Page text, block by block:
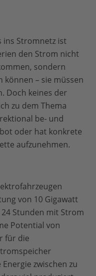
ins Stromnetz ist
den Strom nicht
sondern
können – sie müssen
Doch keines der
zu dem Thema
be- und
oder hat konkrete
aufzunehmen.
von 10 Gigawatt
Stunden mit Strom
Potential von
für die
zwischen zu